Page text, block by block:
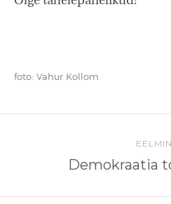
foto: Vahur Kollom
Demokraatia